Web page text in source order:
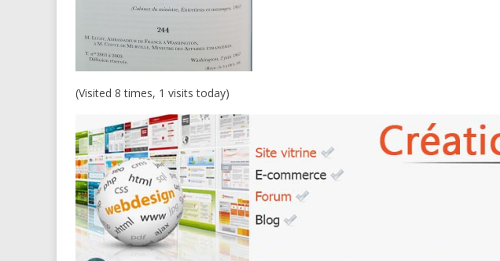
(Visited 8 times, 1 visits today)